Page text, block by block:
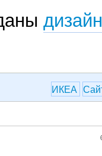
ИКЕА